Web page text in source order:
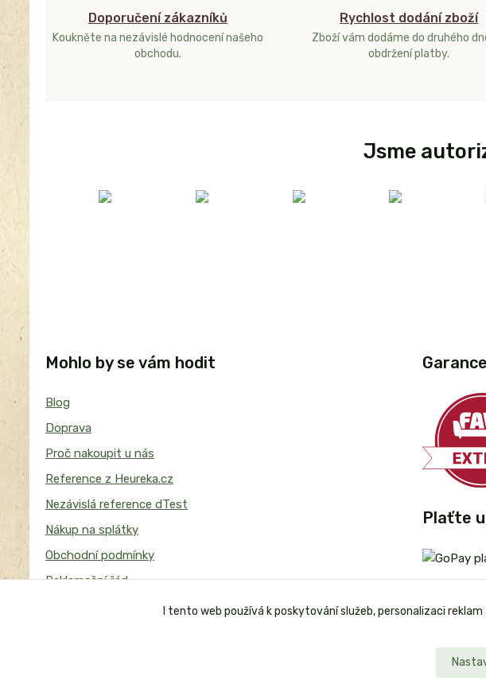
Doporučení zákazníků
Koukněte na nezávislé hodnocení našeho
obchodu.
Rychlost dodání zboží
Zboží vám dodáme do druhého
obdržení platby.
Jsme
Mohlo by se vám hodit
Blog
Doprava
Proč nakoupit u nás
Reference z Heureka.cz
Nezávislá reference dTest
Nákup na splátky
Obchodní podmínky
Reklamační řád
Plaťte
I tento web používá k poskytování služeb, personalizaci